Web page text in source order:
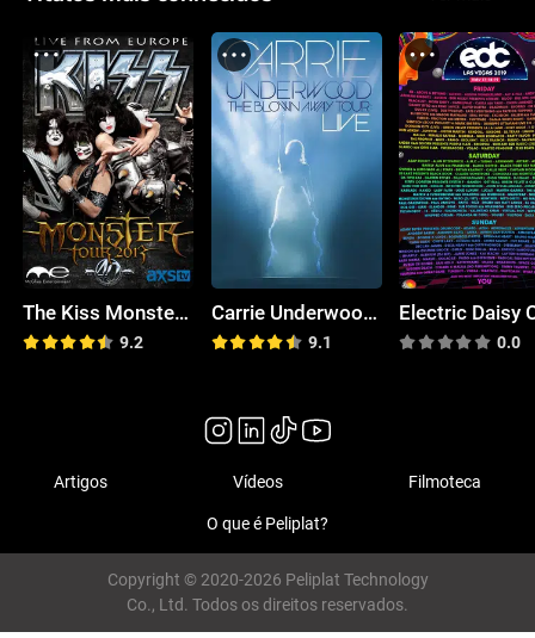
The Kiss Monster World Tour: Live from Europe
9.2
Carrie Underwood: The Blown Away Tour Live
9.1 0.0
Artigos Vídeos Filmoteca
O que é Peliplat?
Copyright © 2020-2026 Peliplat Technology
Co., Ltd. Todos os direitos reservados.